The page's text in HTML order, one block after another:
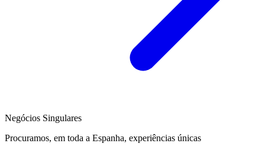
Negócios Singulares
Procuramos, em toda a Espanha, experiências únicas